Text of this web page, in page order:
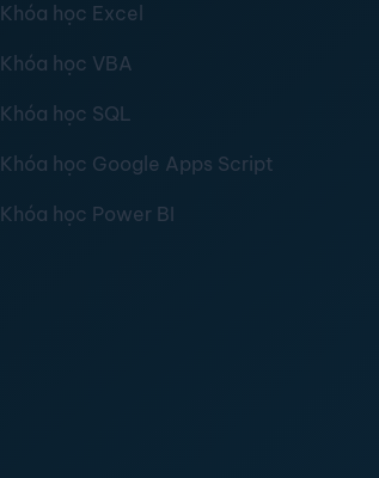
Khóa học Excel
Khóa học VBA
Khóa học SQL
Khóa học Google Apps Script
Khóa học Power BI